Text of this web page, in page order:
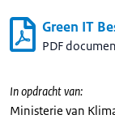
Green IT
PDF
In opdracht van:
Ministerie van